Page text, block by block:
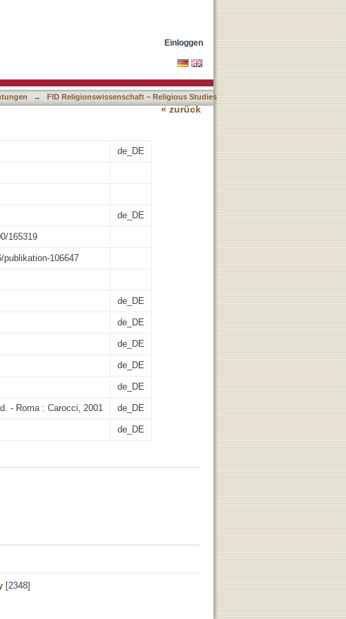
Einloggen
→
FID Religionswissenschaft – Religious Studies
« zurück
de_DE
de_DE
165319
publikation-106647
de_DE
de_DE
de_DE
de_DE
de_DE
- Roma : Carocci, 2001 de_DE
de_DE
[2348]